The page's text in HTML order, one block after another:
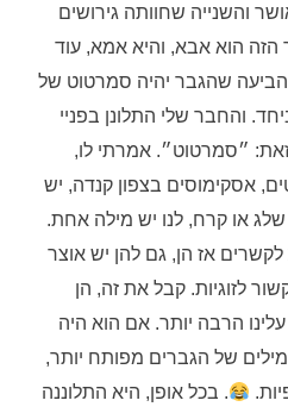
והשנייה שחוותה גירושים
הוא אבא, והיא אמא, עוד
שהגבר יהיה סמרטוט של
והחבר שלי התלונן בפניי
״סמרטוט״. אמרתי לו,
אסקימוסים בצפון קנדה, יש
או קרח, לנו יש מילה אחת.
אז הן, גם להן יש אוצר
לזוגיות. קבל את זה, הן
הרבה יותר. אם הוא היה
של הגברים מפותח יותר,
. בכל אופן, היא התלוננה